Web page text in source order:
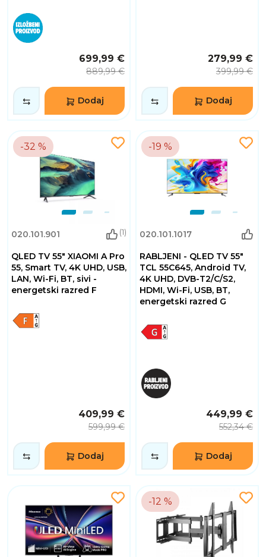
699,99 €
889,99 €
Dodaj
279,99 €
399,99 €
Dodaj
-32 %
020.101.901 (1)
QLED TV 55" XIAOMI A Pro
55, Smart TV, 4K UHD, USB,
LAN, Wi-Fi, BT, sivi -
energetski razred F
409,99 €
599,99 €
Dodaj
-19 %
020.101.1017
RABLJENI - QLED TV 55"
TCL 55C645, Android TV,
4K UHD, DVB-T2/C/S2,
HDMI, Wi-Fi, USB, BT,
energetski razred G
449,99 €
552,34 €
Dodaj
-12 %